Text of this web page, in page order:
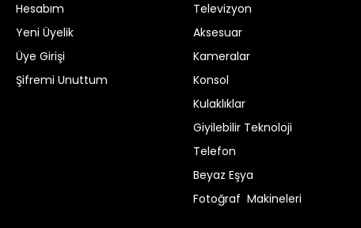
Hesabım
Yeni Üyelik
Üye Girişi
Şifremi Unuttum
Televizyon
Aksesuar
Kameralar
Konsol
Kulaklıklar
Giyilebilir Teknoloji
Telefon
Beyaz Eşya
Fotoğraf Makineleri